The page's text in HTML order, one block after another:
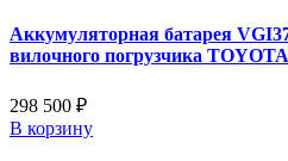
Аккумуляторная батарея
вилочного погрузчика
298 500 ₽
В корзину